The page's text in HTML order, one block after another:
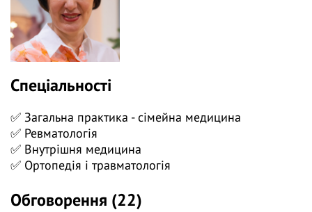
✅ Протягом вебінару «Псоріатичний артрит —
новини 2022» ми обговоримо всі сучасні стратегії
щодо діагностики та лікування цього запального
артриту.
❓ Поставте питання на тему вебінару лекторам у
коментарях і ми відповімо на них у ході трансляції.
👍 Долучайтеся до діалогу, задавайте питання та
висловлюйте власну думку - зробіть навчання
дієвішим. Ми намагаємось відповідати і після
вебінарів.
Спеціальності
✅ Загальна практика - сімейна медицина
✅ Ревматологія
✅ Внутрішня медицина
✅ Ортопедія і травматологія
Обговорення (22)